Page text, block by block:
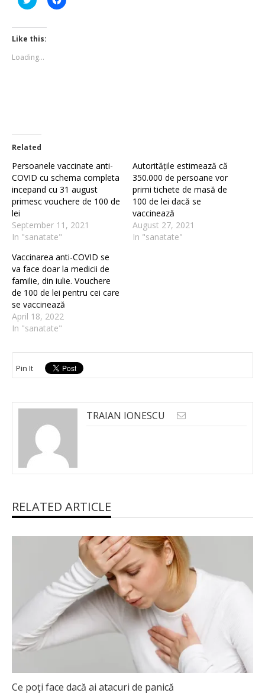
to
Twitter
(Opens
in
window)
to
Like this:
Loading...
Related
Persoanele vaccinate anti-
COVID cu schema completa
incepand cu 31 august
primesc vouchere de 100 de
lei
September 11, 2021
In "sanatate"
Autoritățile estimează că
350.000 de persoane vor
primi tichete de masă de
100 de lei dacă se
vaccinează
August 27, 2021
In "sanatate"
Vaccinarea anti-COVID se
va face doar la medicii de
familie, din iulie. Vouchere
de 100 de lei pentru cei care
se vaccinează
April 18, 2022
In "sanatate"
Pin It
TRAIAN IONESCU
RELATED ARTICLE
Ce poţi face dacă ai atacuri de panică